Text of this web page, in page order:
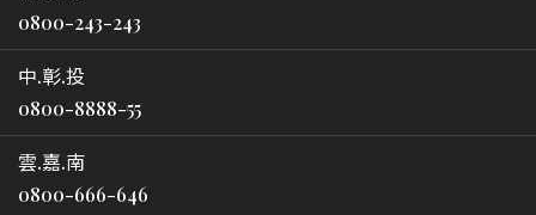
0800-243-243
中.彰.投
0800-8888-55
雲.嘉.南
0800-666-646